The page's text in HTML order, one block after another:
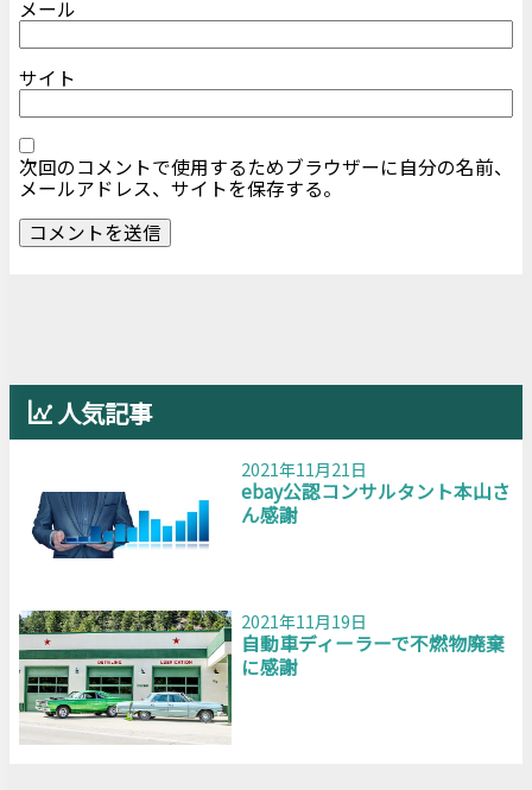
メール
サイト
次回のコメントで使用するためブラウザーに自分の名前、
メールアドレス、サイトを保存する。
人気記事
2021年11月21日
ebay公認コンサルタント本山さ
ん感謝
2021年11月19日
自動車ディーラーで不燃物廃棄
に感謝